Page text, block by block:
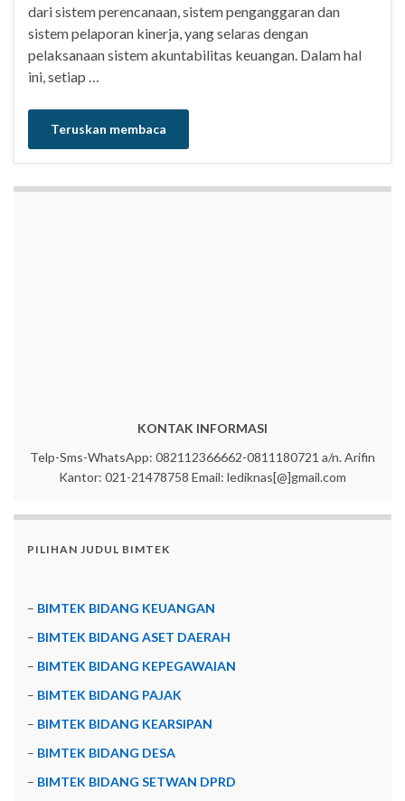
dari sistem perencanaan, sistem penganggaran dan
sistem pelaporan kinerja, yang selaras dengan
pelaksanaan sistem akuntabilitas keuangan. Dalam hal
ini, setiap …
Teruskan membaca
KONTAK INFORMASI
Telp-Sms-WhatsApp: 082112366662-0811180721 a/n. Arifin
Kantor: 021-21478758 Email: lediknas[@]gmail.com
PILIHAN JUDUL BIMTEK
– BIMTEK BIDANG KEUANGAN
– BIMTEK BIDANG ASET DAERAH
– BIMTEK BIDANG KEPEGAWAIAN
– BIMTEK BIDANG PAJAK
– BIMTEK BIDANG KEARSIPAN
– BIMTEK BIDANG DESA
– BIMTEK BIDANG SETWAN DPRD